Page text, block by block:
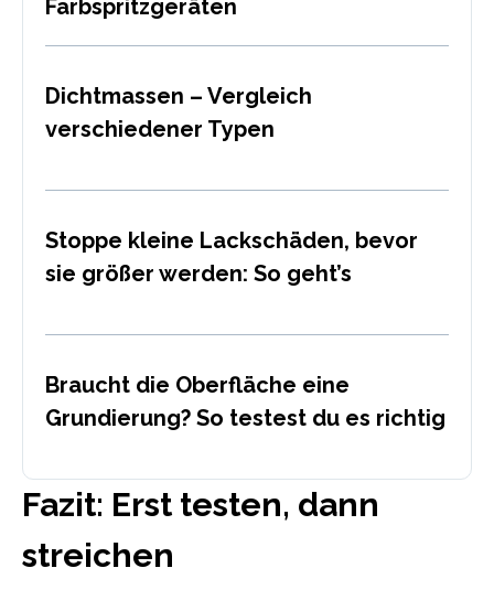
Farbspritzgeräten
Dichtmassen – Vergleich
verschiedener Typen
Stoppe kleine Lackschäden, bevor
sie größer werden: So geht’s
Braucht die Oberfläche eine
Grundierung? So testest du es richtig
Fazit: Erst testen, dann
streichen